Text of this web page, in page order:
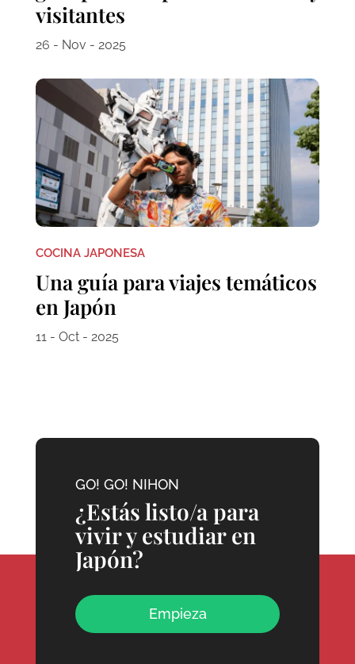
visitantes
26 - Nov - 2025
COCINA JAPONESA
Una guía para viajes temáticos
en Japón
11 - Oct - 2025
GO! GO! NIHON
¿Estás listo/a para
vivir y estudiar en
Japón?
Empieza